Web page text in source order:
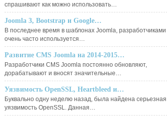
спрашивают как можно использовать…
Joomla 3, Bootstrap и Google…
В последнее время в шаблонах Joomla, разработчиками
очень часто используется…
Развитие CMS Joomla на 2014-2015…
Разработчики CMS Joomla постоянно обновляют,
дорабатывают и вносят значительные…
Уязвимость OpenSSL, Heartbleed и…
Буквально одну неделю назад, была найдена серьезная
уязвимость OpenSSL. Данная…